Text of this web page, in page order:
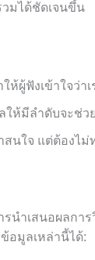
มได้ชัดเจนขึ้น
ผู้ฟังเข้าใจว่า
ให้มีลำดับจะช่
สนใจ แต่ต้องไม่
นำเสนอผลกา
อมูลเหล่านี้ได้: